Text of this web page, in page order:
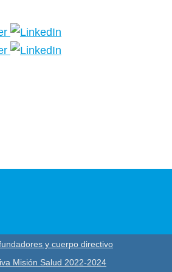
y cuerpo directivo
Misión Salud 2022-2024